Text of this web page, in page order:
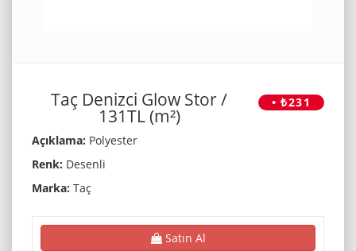
• ₺231
Taç Denizci Glow Stor /
131TL (m²)
Açıklama: Polyester
Renk: Desenli
Marka: Taç
Satın Al